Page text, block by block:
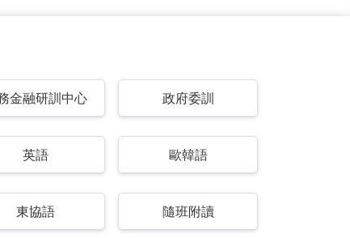
金融研訓中心 政府委訓
英語 歐韓語
東協語 隨班附讀